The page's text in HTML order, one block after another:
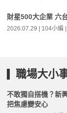
財星500大企業 六
2026.07.29 | 104小編
職場大小
不敢獨自搭機？新
把焦慮變安心